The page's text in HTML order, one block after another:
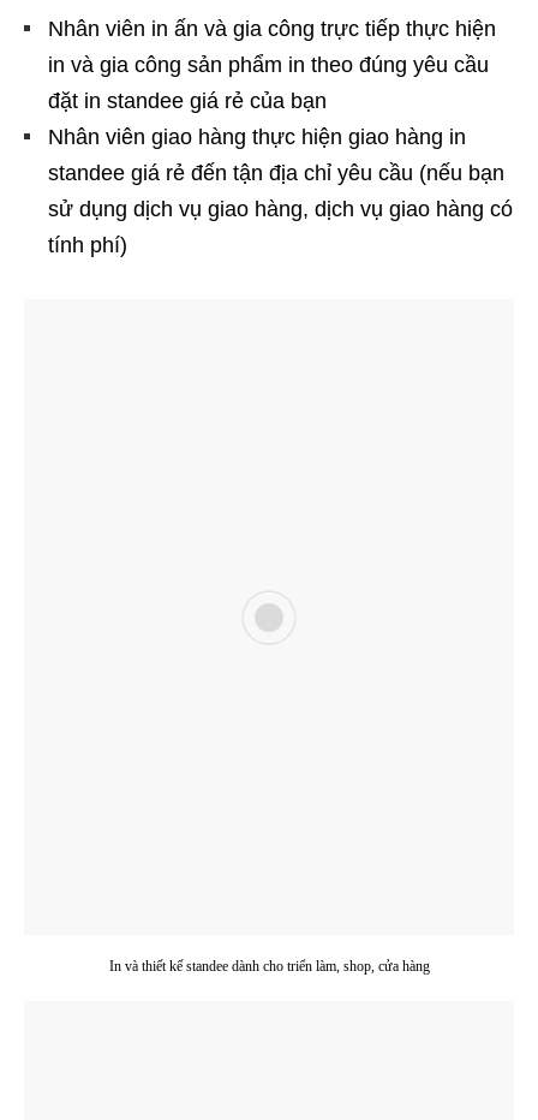
Nhân viên in ấn và gia công trực tiếp thực hiện
in và gia công sản phẩm in theo đúng yêu cầu
đặt in standee giá rẻ của bạn
Nhân viên giao hàng thực hiện giao hàng in
standee giá rẻ đến tận địa chỉ yêu cầu (nếu bạn
sử dụng dịch vụ giao hàng, dịch vụ giao hàng có
tính phí)
In và thiết kế standee dành cho triển làm, shop, cửa hàng